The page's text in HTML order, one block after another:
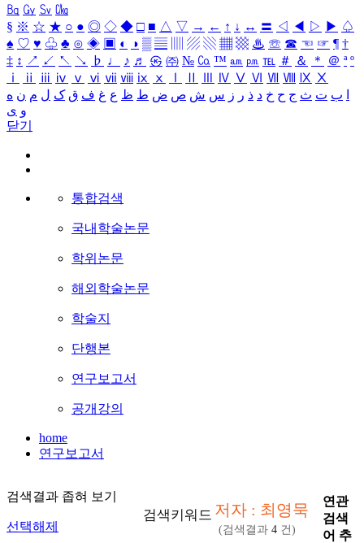
㏃ ㏉ ㏜ ㏆
§ ※ ☆ ★ ○ ● ◎ ◇ ◆ □ ■ △ ▽ → ← ↑ ↓ ↔ 〓 ◁ ◀ ▷ ▶ ♤
♠ ♡ ♥ ♧ ♣ ⊙ ◈ ▣ ◐ ◑ ▒ ▤ ▨ ▧ ▦ ▩ ♨ ☏ ☎ ☜ ☞ ¶ †
‡ ↕ ↗ ↙ ↖ ↘ ♭ ♩ ♪ ♬ ㉿ ㈜ № ㏇ ™ ㏂ ㏘ ℡ ＃ ＆ ＊ ＠ ª º
ⅰ
ⅱ ⅲ ⅳ ⅴ ⅵ ⅶ ⅷ ⅸ ⅹ Ⅳ Ⅴ Ⅵ Ⅶ Ⅷ Ⅸ Ⅹ
ب ت ث ج ح خ د ذ ر ز س ش ص ض ط ظ ع غ ف ق ک ل م ن ه
و ی
닫기
통합검색
국내학술논문
학위논문
해외학술논문
학술지
단행본
연구보고서
공개강의
home
연구보고서
검색결과 좁혀 보기
선택해제
검색키워드 저자 : 최영묵
(검색결과 4 건)
연관
검색
어 추